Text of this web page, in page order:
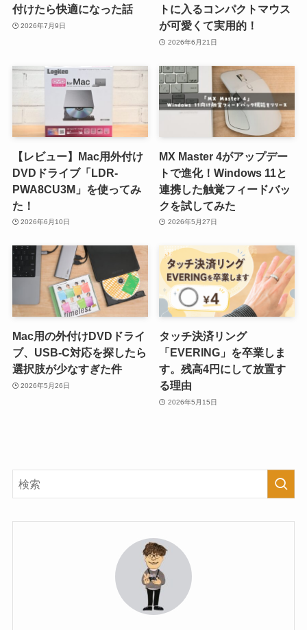
付けたら快適になった話
2026年7月9日
トに入るコンパクトマウス
が可愛くて実用的！
2026年6月21日
【レビュー】Mac用外付け
DVDドライブ「LDR-
PWA8CU3M」を使ってみ
た！
2026年6月10日
MX Master 4がアップデー
トで進化！Windows 11と
連携した触覚フィードバッ
クを試してみた
2026年5月27日
Mac用の外付けDVDドライ
ブ、USB-C対応を探したら
選択肢が少なすぎた件
2026年5月26日
タッチ決済リング
「EVERING」を卒業しま
す。残高4円にして放置す
る理由
2026年5月15日